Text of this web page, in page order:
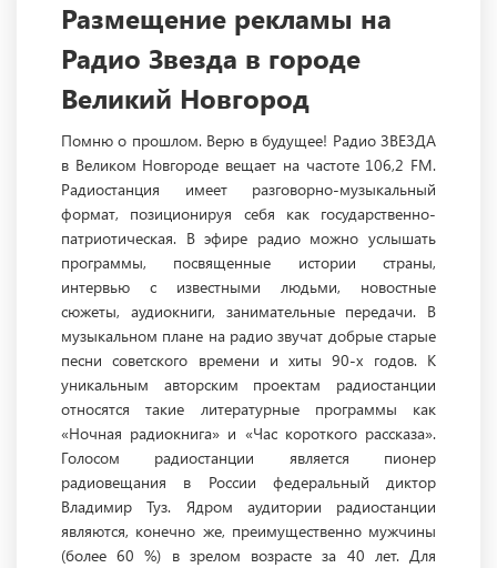
Размещение рекламы на
Радио Звезда в городе
Великий Новгород
Помню о прошлом. Верю в будущее! Радио ЗВЕЗДА
в Великом Новгороде вещает на частоте 106,2 FM.
Радиостанция имеет разговорно-музыкальный
формат, позиционируя себя как государственно-
патриотическая. В эфире радио можно услышать
программы, посвященные истории страны,
интервью с известными людьми, новостные
сюжеты, аудиокниги, занимательные передачи. В
музыкальном плане на радио звучат добрые старые
песни советского времени и хиты 90-х годов. К
уникальным авторским проектам радиостанции
относятся такие литературные программы как
«Ночная радиокнига» и «Час короткого рассказа».
Голосом радиостанции является пионер
радиовещания в России федеральный диктор
Владимир Туз. Ядром аудитории радиостанции
являются, конечно же, преимущественно мужчины
(более 60 %) в зрелом возрасте за 40 лет. Для